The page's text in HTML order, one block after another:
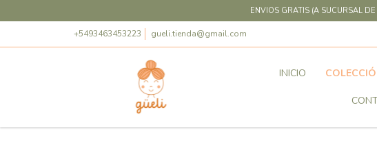
ENVIOS GRATIS (A SUCURSAL
+5493463453223 gueli.tienda@gmail.com
INICIO